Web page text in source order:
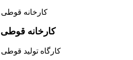
کارخانه قوطی